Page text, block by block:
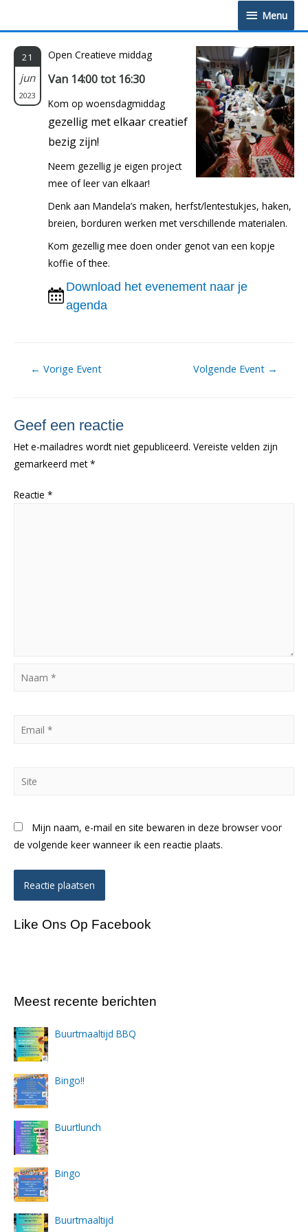
Menu
Menu
21
jun
2023
Open Creatieve middag
Van 14:00 tot 16:30
Kom op woensdagmiddag
gezellig met elkaar creatief
bezig zijn!
Neem gezellig je eigen project
mee of leer van elkaar!
Denk aan Mandela’s maken, herfst/lentestukjes, haken,
breien, borduren werken met verschillende materialen.
Kom gezellig mee doen onder genot van een kopje
koffie of thee.
Download het evenement naar je
agenda
Berichtnavigatie
← Vorige Event Volgende Event →
Geef een reactie
Het e-mailadres wordt niet gepubliceerd. Vereiste velden zijn
gemarkeerd met*
Reactie *
Naam
Mijn naam, e-mail en site bewaren in deze browser voor
de volgende keer wanneer ik een reactie plaats.
Like Ons Op Facebook
Meest recente berichten
Buurtmaaltijd BBQ
Bingo!!
Buurtlunch
Bingo
Buurtmaaltijd